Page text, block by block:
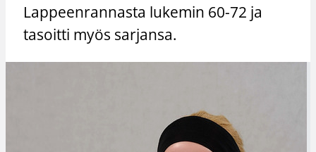
Lappeenrannasta lukemin 60-72 ja
tasoitti myös sarjansa.